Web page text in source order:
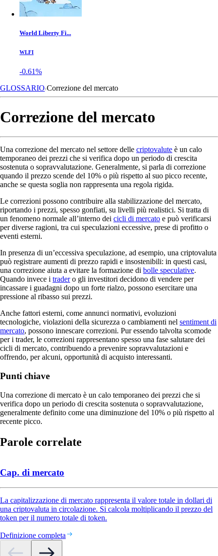
World Liberty Fi...
WLFI
-0.61%
GLOSSARIO Correzione del mercato
Correzione del mercato
Una correzione del mercato nel settore delle criptovalute è un calo
temporaneo dei prezzi che si verifica dopo un periodo di crescita
sostenuta o sopravvalutazione. Generalmente, si parla di correzione
quando il prezzo scende del 10% o più rispetto al suo picco recente,
anche se questa soglia non rappresenta una regola rigida.
Le correzioni possono contribuire alla stabilizzazione del mercato,
riportando i prezzi, spesso gonfiati, su livelli più realistici. Si tratta di
un fenomeno normale all’interno dei cicli di mercato e può verificarsi
per diverse ragioni, tra cui speculazioni eccessive, prese di profitto o
eventi esterni.
In presenza di un’eccessiva speculazione, ad esempio, una criptovaluta
può registrare aumenti di prezzo rapidi e insostenibili: in questi casi,
una correzione aiuta a evitare la formazione di bolle speculative.
Quando invece i tradero gli investitori decidono di vendere per
incassare i guadagni dopo un forte rialzo, possono esercitare una
pressione al ribasso sui prezzi.
Anche fattori esterni, come annunci normativi, evoluzioni
tecnologiche, violazioni della sicurezza o cambiamenti nel sentiment di
mercato, possono innescare correzioni. Pur essendo talvolta scomode
per i trader, le correzioni rappresentano spesso una fase salutare dei
cicli di mercato, contribuendo a prevenire sopravvalutazioni e
offrendo, per alcuni, opportunità di acquisto interessanti.
Punti chiave
Una correzione di mercato è un calo temporaneo dei prezzi che si
verifica dopo un periodo di crescita sostenuta o sopravvalutazione,
generalmente definito come una diminuzione del 10% o più rispetto al
recente picco.
Parole correlate
Cap. di mercato
La capitalizzazione di mercato rappresenta il valore totale in dollari di
una criptovaluta in circolazione. Si calcola moltiplicando il prezzo del
token per il numero totale di token.
Definizione completa